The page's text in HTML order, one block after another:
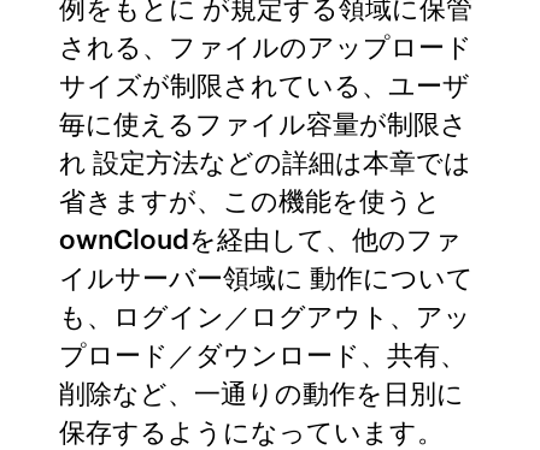
される、ファイルのアップロード
サイズが制限されている、ユーザ
毎に使えるファイル容量が制限さ
れ 設定方法などの詳細は本章では
省きますが、この機能を使うと
ownCloudを経由して、他のファ
イルサーバー領域に 動作について
も、ログイン／ログアウト、アッ
プロード／ダウンロード、共有、
削除など、一通りの動作を日別に
保存するようになっています。